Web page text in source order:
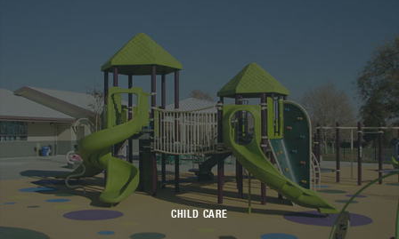
CHILD CARE